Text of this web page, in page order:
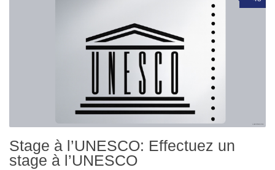
Stage à l’UNESCO: Effectuez un
stage à l’UNESCO